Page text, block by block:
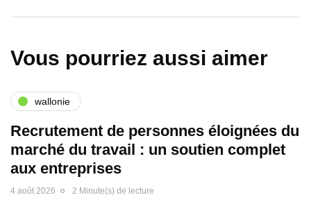
Vous pourriez aussi aimer
wallonie
Recrutement de personnes éloignées du
marché du travail : un soutien complet
aux entreprises
4 août 2026 2 Minute(s) de lecture